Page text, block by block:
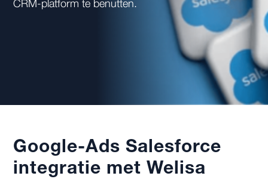
CRM-platform te benutten.
Google-Ads Salesforce
integratie met Welisa